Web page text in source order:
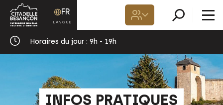
Horaires du jour : 9h - 19h
FR
INFOS PRATIQUES